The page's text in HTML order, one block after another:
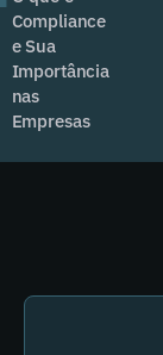
Compliance
e Sua
Importância
nas
Empresas